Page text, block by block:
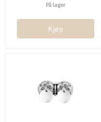
På lager
Kjøp